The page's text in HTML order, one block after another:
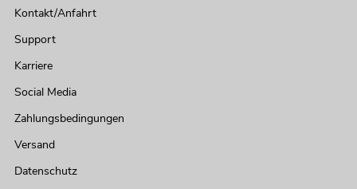
Kontakt/Anfahrt
Support
Karriere
Social Media
Zahlungsbedingungen
Versand
Datenschutz